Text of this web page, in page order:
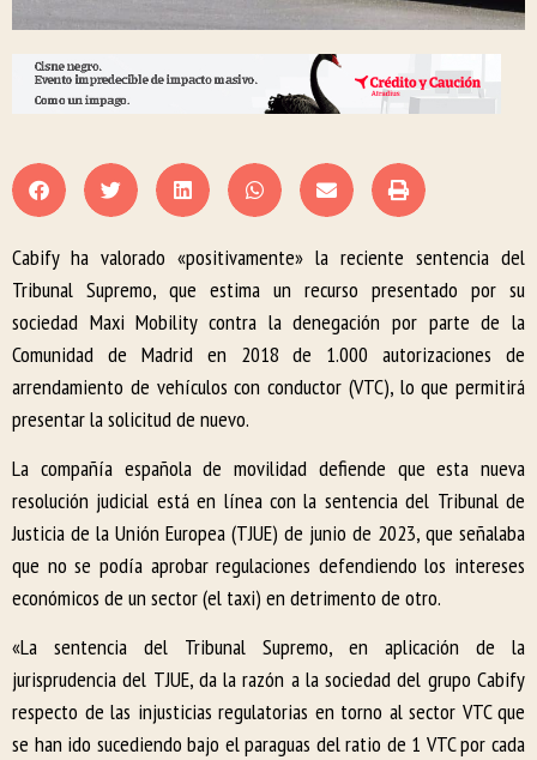
Cabify ha valorado «positivamente» la reciente sentencia del
Tribunal Supremo, que estima un recurso presentado por su
sociedad Maxi Mobility contra la denegación por parte de la
Comunidad de Madrid en 2018 de 1.000 autorizaciones de
arrendamiento de vehículos con conductor (VTC), lo que permitirá
presentar la solicitud de nuevo.
La compañía española de movilidad defiende que esta nueva
resolución judicial está en línea con la sentencia del Tribunal de
Justicia de la Unión Europea (TJUE) de junio de 2023, que señalaba
que no se podía aprobar regulaciones defendiendo los intereses
económicos de un sector (el taxi) en detrimento de otro.
«La sentencia del Tribunal Supremo, en aplicación de la
jurisprudencia del TJUE, da la razón a la sociedad del grupo Cabify
respecto de las injusticias regulatorias en torno al sector VTC que
se han ido sucediendo bajo el paraguas del ratio de 1 VTC por cada